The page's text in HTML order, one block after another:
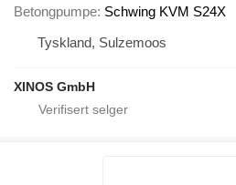
Betongpumpe Schwing KVM S24X
Tyskland, Sulzemoos
XINOS GmbH